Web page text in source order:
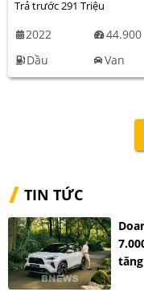
Trả trước 291 Triệu
2022
44.900
Dầu
Van
TIN TỨC